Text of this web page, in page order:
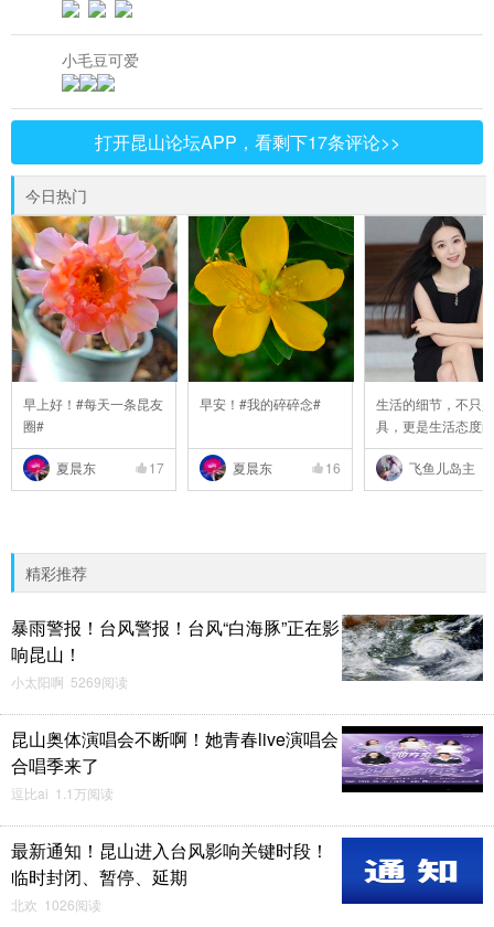
小毛豆可爱
打开昆山论坛APP，看剩下17条评论>>
今日热门
早上好！#每天一条昆友
圈#
夏晨东 17
早安！#我的碎碎念#
夏晨东 16
生活的细节，不只
具，更是生活态度
..
飞鱼儿岛主
精彩推荐
暴雨警报！台风警报！台风“白海豚”正在影
响昆山！
小太阳啊 5269阅读
昆山奥体演唱会不断啊！她青春live演唱会
合唱季来了
逗比ai 1.1万阅读
最新通知！昆山进入台风影响关键时段！
临时封闭、暂停、延期
北欢 1026阅读